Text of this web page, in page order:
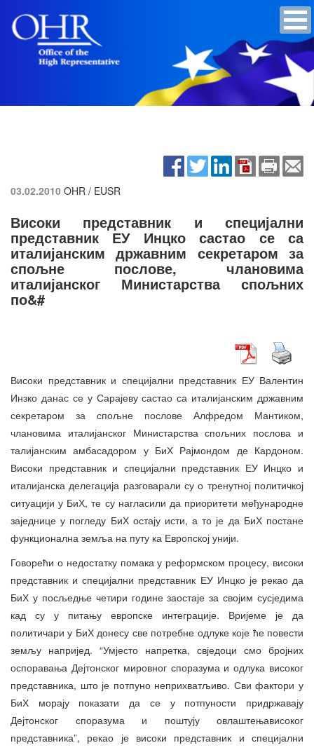
03.02.2010 OHR / EUSR
Високи представник и специјални
представник ЕУ Инцко састао се са
италијанским државним секретаром за
спољне послове, члановима
италијанског Министарства спољних
по&#
Високи представник и специјални представник ЕУ Валентин
Инзко данас се у Сарајеву састао са италијанским државним
секретаром за спољне послове Алфредом Мантиком,
члановима италијанског Министарства спољних послова и
талијанским амбасадором у БиХ Рајмондом де Кардоном.
Високи представник и специјални представник ЕУ Инцко и
италијанска делегација разговарали су о тренутној политичкој
ситуацији у БиХ, те су нагласили да приоритети међународне
заједнице у погледу БиХ остају исти, а то је да БиХ постане
функционална земља на путу ка Европској унији.
Говорећи о недостатку помака у реформском процесу, високи
представник и специјални представник ЕУ Инцко је рекао да
БиХ у посљедње четири године заостаје за својим сусједима
кад су у питању европске интеграције. Вријеме је да
политичари у БиХ донесу све потребне одлуке које ће повести
земљу напријед. “Умјесто напретка, свједоци смо бројних
оспоравања Дејтонског мировног споразума и одлука високог
представника, што је потпуно неприхватљиво. Сви фактори у
БиХ морају показати да се у потпуности придржавају
Дејтонског споразума и поштују овлаштењависоког
представника”, рекао је високи представник и специјални